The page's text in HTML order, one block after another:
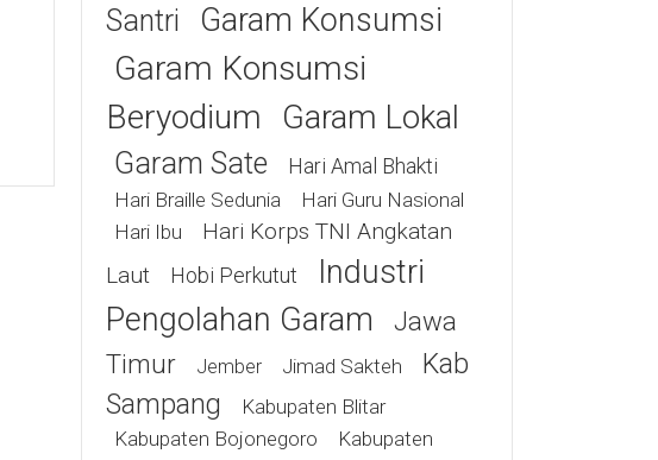
Santri
Garam Konsumsi
Garam Konsumsi
Beryodium
Garam Lokal
Garam Sate Hari Amal Bhakti
Hari Braille Sedunia
Hari Guru Nasional
Hari Ibu
Hari Korps TNI Angkatan
Laut
Hobi Perkutut
Industri
Pengolahan Garam
Jawa
Timur
Jember Jimad Sakteh
Kab
Sampang
Kabupaten Blitar
Kabupaten Bojonegoro
Kabupaten